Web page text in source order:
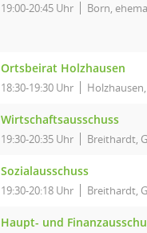
19:00-20:45 Uhr Born,
Ortsbeirat Holzhausen
18:30-19:30 Uhr
Wirtschaftsausschuss
19:30-20:35 Uhr Breithardt,
Sozialausschuss
19:30-20:18 Uhr Breithardt,
Haupt- und